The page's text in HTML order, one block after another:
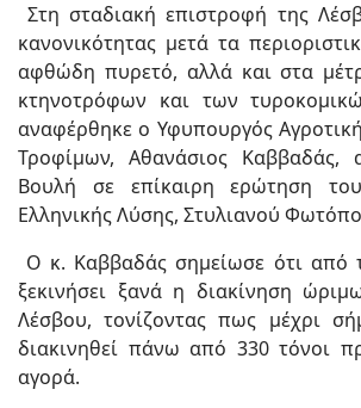
Στη σταδιακή επιστροφή της
κανονικότητας μετά τα
αφθώδη πυρετό, αλλά και στα
κτηνοτρόφων και των
αναφέρθηκε ο Υφυπουργός
Τροφίμων, Αθανάσιος Καββαδάς,
Βουλή σε επίκαιρη ερώτηση
Ελληνικής Λύσης, Στυλιανού
Ο κ. Καββαδάς σημείωσε ότι από
ξεκινήσει ξανά η διακίνηση
Λέσβου, τονίζοντας πως μέχρι
διακινηθεί πάνω από 330 τόνοι
αγορά.